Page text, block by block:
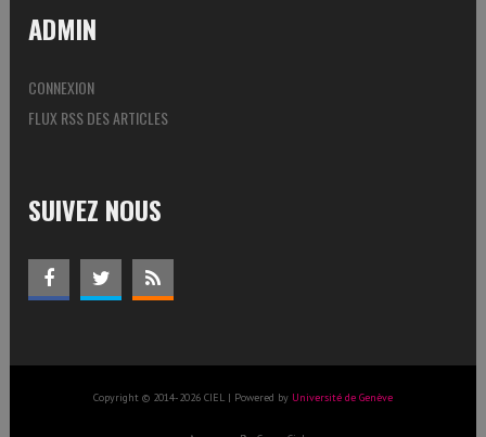
ADMIN
CONNEXION
FLUX RSS DES ARTICLES
SUIVEZ NOUS
Copyright © 2014-2026 CIEL | Powered by Université de Genève